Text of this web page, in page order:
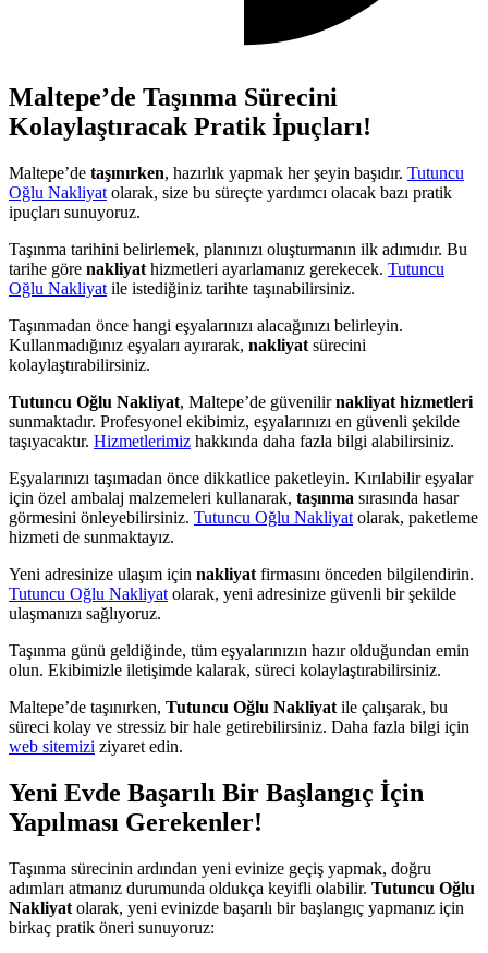
Maltepe’de Taşınma Sürecini
Kolaylaştıracak Pratik İpuçları!
Maltepe’de taşınırken, hazırlık yapmak her şeyin başıdır. Tutuncu
Oğlu Nakliyat olarak, size bu süreçte yardımcı olacak bazı pratik
ipuçları sunuyoruz.
Taşınma tarihini belirlemek, planınızı oluşturmanın ilk adımıdır. Bu
tarihe göre nakliyat hizmetleri ayarlamanız gerekecek. Tutuncu
Oğlu Nakliyat ile istediğiniz tarihte taşınabilirsiniz.
Taşınmadan önce hangi eşyalarınızı alacağınızı belirleyin.
Kullanmadığınız eşyaları ayırarak, nakliyat sürecini
kolaylaştırabilirsiniz.
Tutuncu Oğlu Nakliyat, Maltepe’de güvenilirnakliyat hizmetleri
sunmaktadır. Profesyonel ekibimiz, eşyalarınızı en güvenli şekilde
taşıyacaktır. Hizmetlerimiz hakkında daha fazla bilgi alabilirsiniz.
Eşyalarınızı taşımadan önce dikkatlice paketleyin. Kırılabilir eşyalar
için özel ambalaj malzemeleri kullanarak, taşınma sırasında hasar
görmesini önleyebilirsiniz. Tutuncu Oğlu Nakliyat olarak, paketleme
hizmeti de sunmaktayız.
Yeni adresinize ulaşım için nakliyat firmasını önceden bilgilendirin.
Tutuncu Oğlu Nakliyat olarak, yeni adresinize güvenli bir şekilde
ulaşmanızı sağlıyoruz.
Taşınma günü geldiğinde, tüm eşyalarınızın hazır olduğundan emin
olun. Ekibimizle iletişimde kalarak, süreci kolaylaştırabilirsiniz.
Maltepe’de taşınırken, Tutuncu Oğlu Nakliyat ile çalışarak, bu
süreci kolay ve stressiz bir hale getirebilirsiniz. Daha fazla bilgi için
web sitemizi ziyaret edin.
Yeni Evde Başarılı Bir Başlangıç İçin
Yapılması Gerekenler!
Taşınma sürecinin ardından yeni evinize geçiş yapmak, doğru
adımları atmanız durumunda oldukça keyifli olabilir. Tutuncu Oğlu
Nakliyat olarak, yeni evinizde başarılı bir başlangıç yapmanız için
birkaç pratik öneri sunuyoruz: